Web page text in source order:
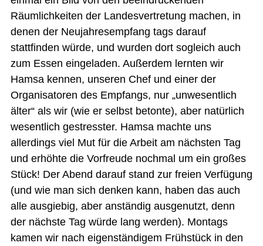
Räumlichkeiten der Landesvertretung machen, in
denen der Neujahresempfang tags darauf
stattfinden würde, und wurden dort sogleich auch
zum Essen eingeladen. Außerdem lernten wir
Hamsa kennen, unseren Chef und einer der
Organisatoren des Empfangs, nur „unwesentlich
älter“ als wir (wie er selbst betonte), aber natürlich
wesentlich gestresster. Hamsa machte uns
allerdings viel Mut für die Arbeit am nächsten Tag
und erhöhte die Vorfreude nochmal um ein großes
Stück! Der Abend darauf stand zur freien Verfügung
(und wie man sich denken kann, haben das auch
alle ausgiebig, aber anständig ausgenutzt, denn
der nächste Tag würde lang werden). Montags
kamen wir nach eigenständigem Frühstück in den